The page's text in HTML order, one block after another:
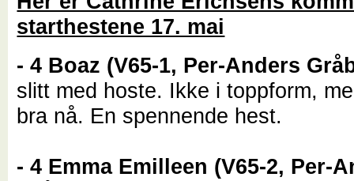
starthestene 17. mai
- 4 Boaz (V65-1, Per-Anders
slitt med hoste. Ikke i toppform,
bra nå. En spennende hest.
- 4 Emma Emilleen (V65-2, Per-